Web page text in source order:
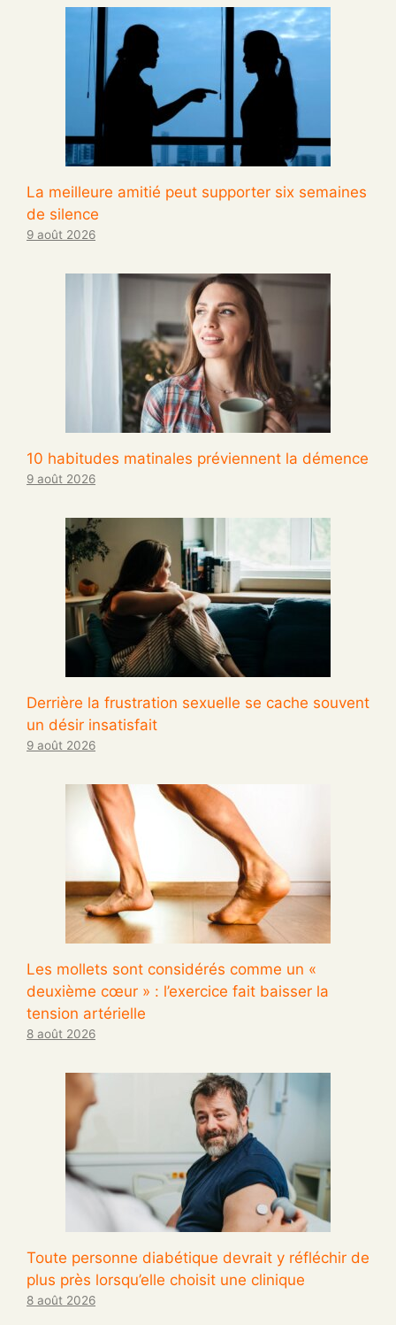
La meilleure amitié peut supporter six semaines
de silence
9 août 2026
10 habitudes matinales préviennent la démence
9 août 2026
Derrière la frustration sexuelle se cache souvent
un désir insatisfait
9 août 2026
Les mollets sont considérés comme un «
deuxième cœur » : l’exercice fait baisser la
tension artérielle
8 août 2026
Toute personne diabétique devrait y réfléchir de
plus près lorsqu’elle choisit une clinique
8 août 2026